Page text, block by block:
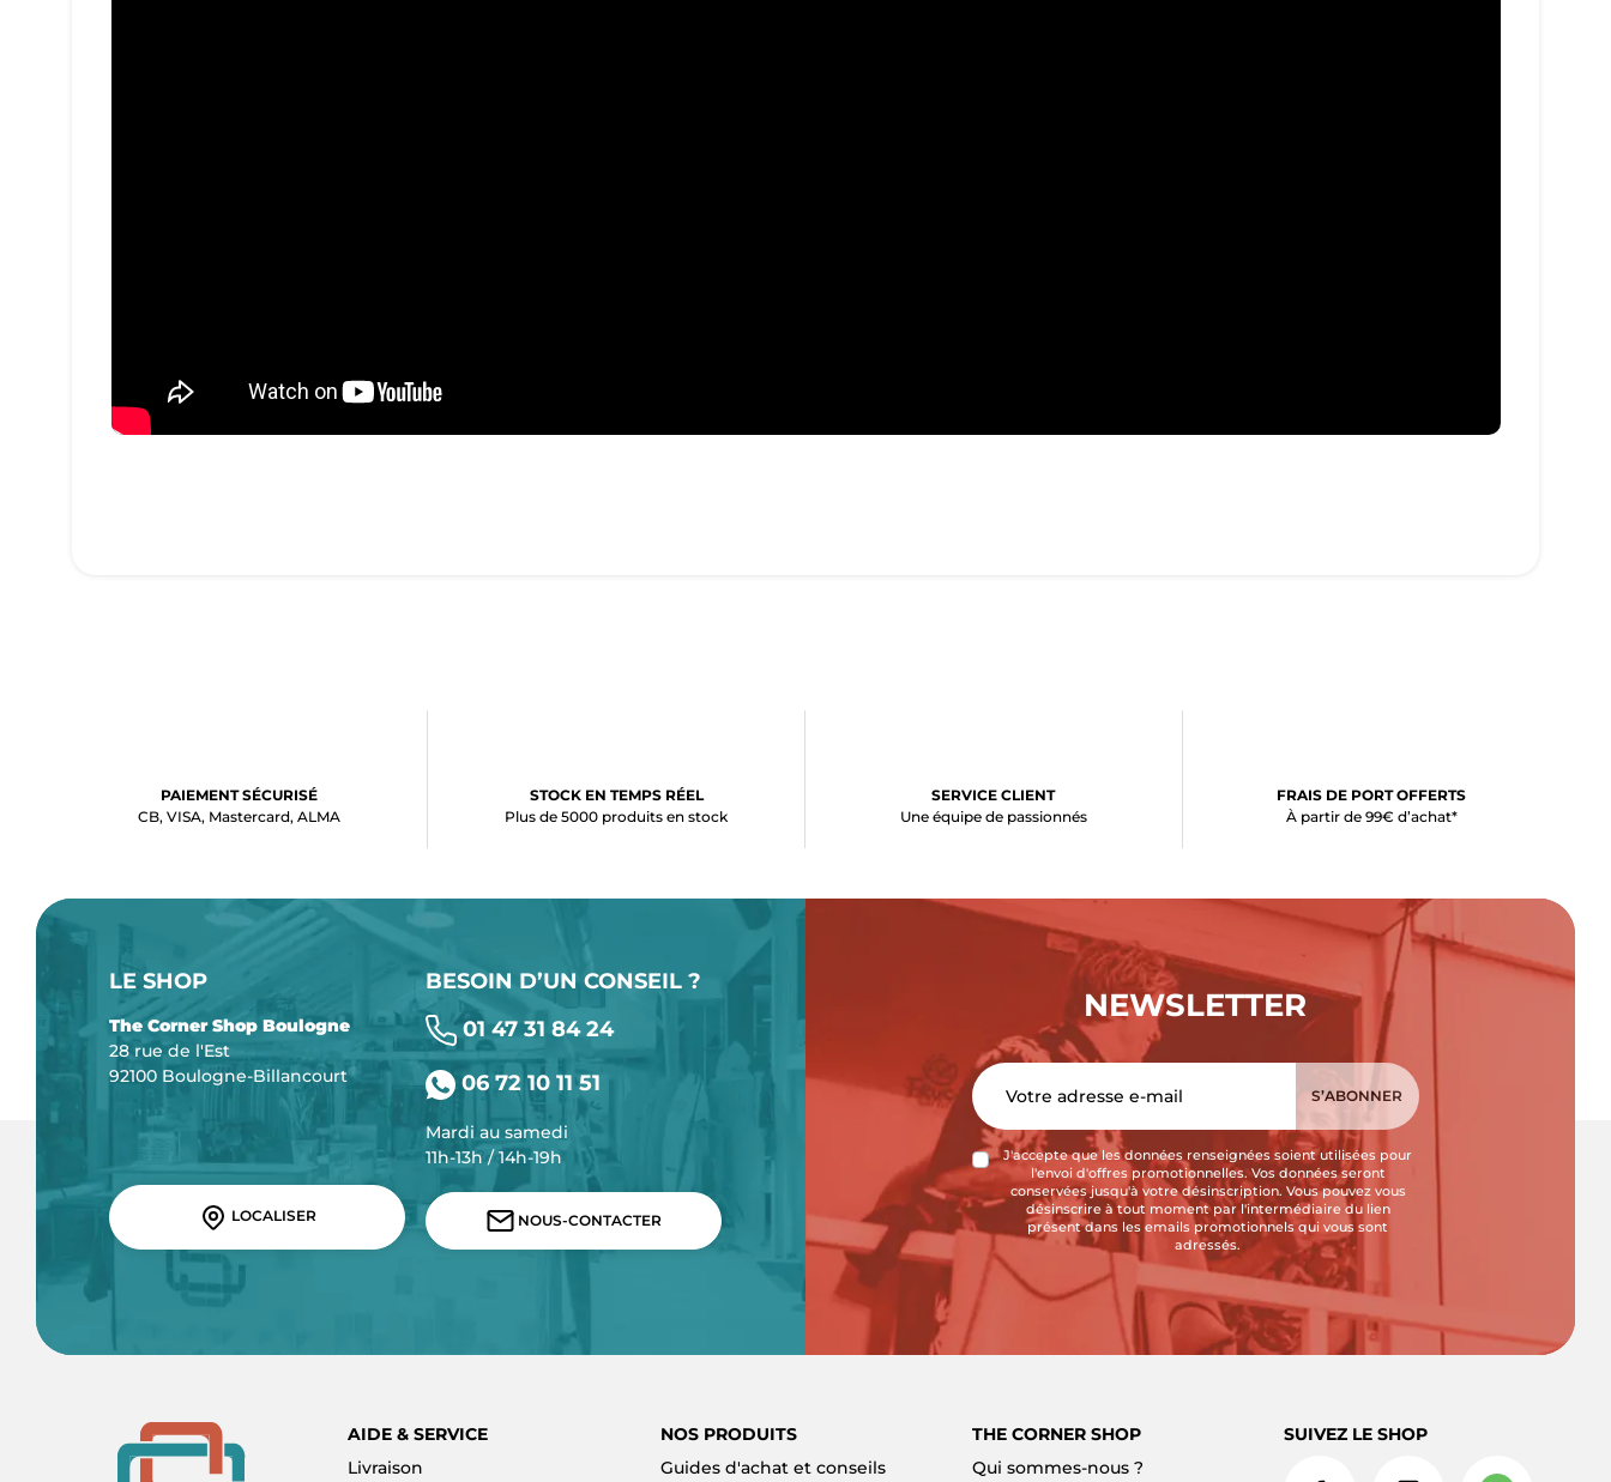
PAIEMENT SÉCURISÉ
CB, VISA, Mastercard, ALMA
STOCK EN TEMPS RÉEL
Plus de 5000 produits en stock
SERVICE CLIENT
Une équipe de passionnés
FRAIS DE PORT OFFERTS
À partir de 99€ d’achat*
LE SHOP
The Corner Shop Boulogne
28 rue de l'Est
92100 Boulogne-Billancourt
LOCALISER
BESOIN D’UN CONSEIL ?
01 47 31 84 24
06 72 10 11 51
Mardi au samedi
11h-13h / 14h-19h
NOUS-CONTACTER
NEWSLETTER
J'accepte que les données renseignées soient utilisées pour
l'envoi d'offres promotionnelles. Vos données seront
conservées jusqu'à votre désinscription. Vous pouvez vous
désinscrire à tout moment par l'intermédiaire du lien
présent dans les emails promotionnels qui vous sont
adressés.
AIDE & SERVICE
Livraison
NOS PRODUITS
Guides d'achat et conseils
THE CORNER SHOP
Qui sommes-nous ?
SUIVEZ LE SHOP